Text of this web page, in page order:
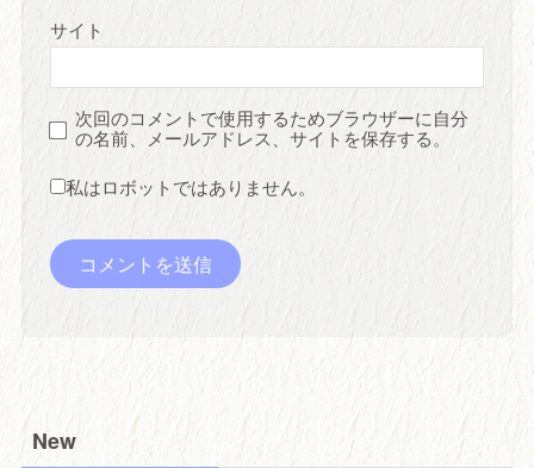
サイト
次回のコメントで使用するためブラウザーに自分
の名前、メールアドレス、サイトを保存する。
私はロボットではありません。
New